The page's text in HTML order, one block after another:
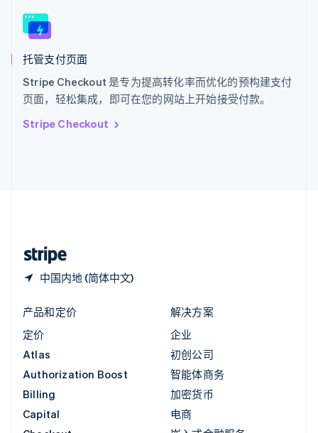
托管支付页面
Stripe Checkout 是专为提高转化率而优化的预构建支付
页面，轻松集成，即可在您的网站上开始接受付款。
Stripe Checkout
中国内地 (简体中文)
English
新西兰
匈牙利
意大利
ItalianoEnglish
English
产品和定价
定价
Atlas
Authorization Boost
Billing
Capital
解决方案
企业
初创公司
智能体商务
加密货币
电商